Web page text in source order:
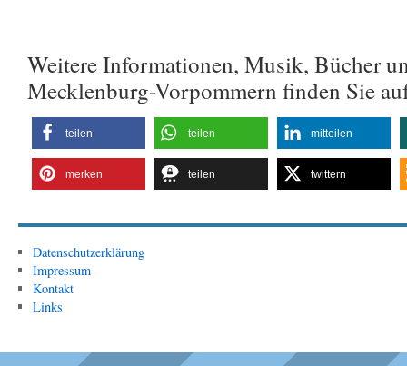
Weitere Informationen, Musik, Bücher
Mecklenburg-Vorpommern finden Sie
teilen teilen mitteilen
merken teilen twittern
Datenschutzerklärung
Impressum
Kontakt
Links